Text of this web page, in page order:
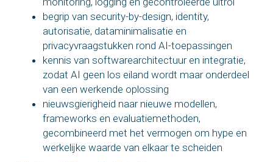
begrip van security-by-design, identity,
autorisatie, dataminimalisatie en
privacyvraagstukken rond AI-toepassingen
kennis van softwarearchitectuur en integratie,
zodat AI geen los eiland wordt maar onderdeel
van een werkende oplossing
nieuwsgierigheid naar nieuwe modellen,
frameworks en evaluatiemethoden,
gecombineerd met het vermogen om hype en
werkelijke waarde van elkaar te scheiden